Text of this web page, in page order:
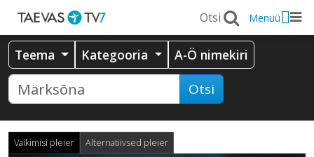
Menüü
Teema Kategooria A-Ö nimekiri
Otsi
Vaikimisi pleier Alternatiivsed pleier